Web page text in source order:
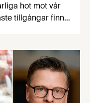
hot mot vår
tillgångar finns
att välja svensk
fjolårets
nya …